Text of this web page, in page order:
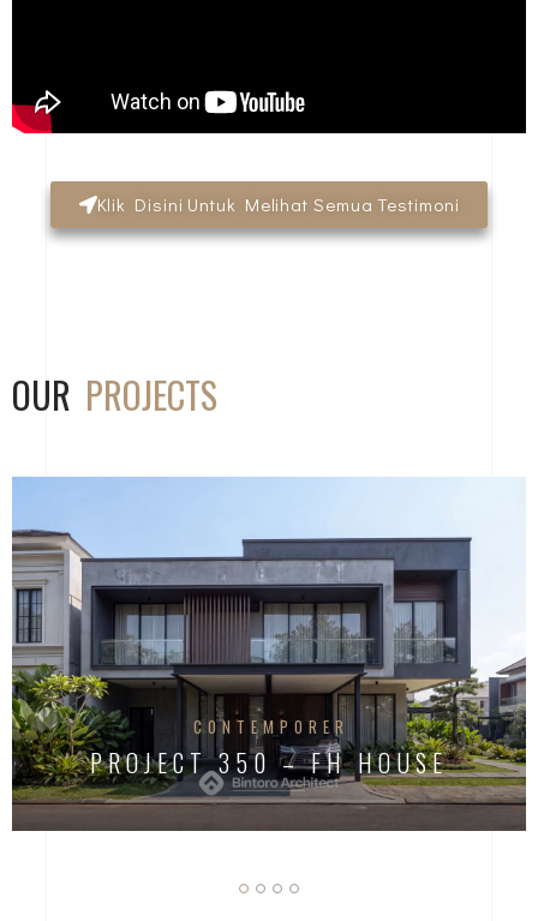
Klik Disini Untuk Melihat Semua Testimoni
OUR PROJECTS
CONTEMPORER
PROJECT 350 – FH HOUSE